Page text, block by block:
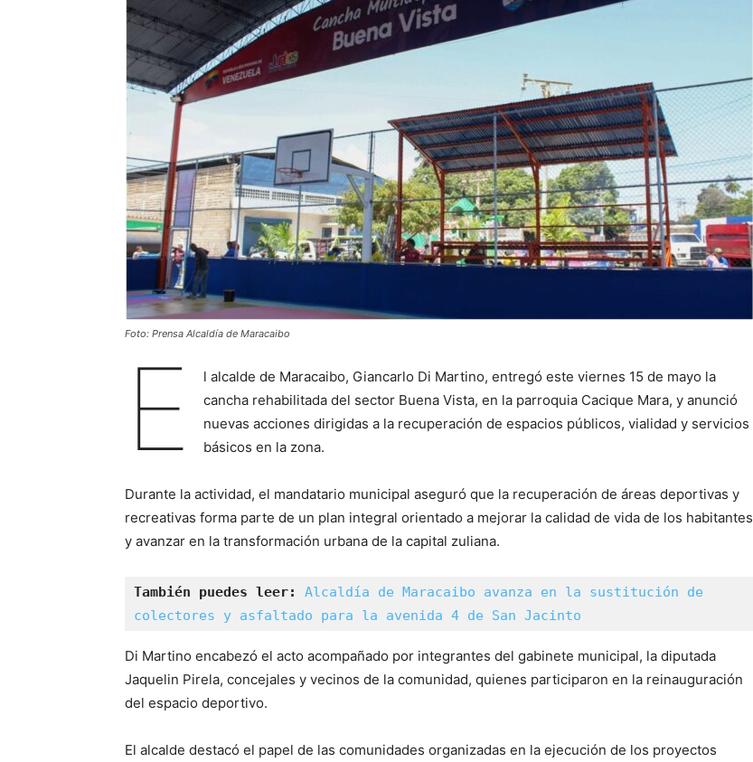
Foto: Prensa Alcaldía de Maracaibo
E
l alcalde de Maracaibo, Giancarlo Di Martino, entregó este viernes 15 de mayo la
cancha rehabilitada del sector Buena Vista, en la parroquia Cacique Mara, y anunció
nuevas acciones dirigidas a la recuperación de espacios públicos, vialidad y servicios
básicos en la zona.
Durante la actividad, el mandatario municipal aseguró que la recuperación de áreas deportivas y
recreativas forma parte de un plan integral orientado a mejorar la calidad de vida de los habitantes
y avanzar en la transformación urbana de la capital zuliana.
También puedes leer:
Alcaldía de Maracaibo avanza en la sustitución de
colectores y asfaltado para la avenida 4 de San Jacinto
Di Martino encabezó el acto acompañado por integrantes del gabinete municipal, la diputada
Jaquelin Pirela, concejales y vecinos de la comunidad, quienes participaron en la reinauguración
del espacio deportivo.
El alcalde destacó el papel de las comunidades organizadas en la ejecución de los proyectos